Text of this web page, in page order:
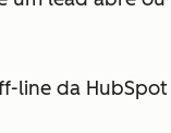
line da HubSpot